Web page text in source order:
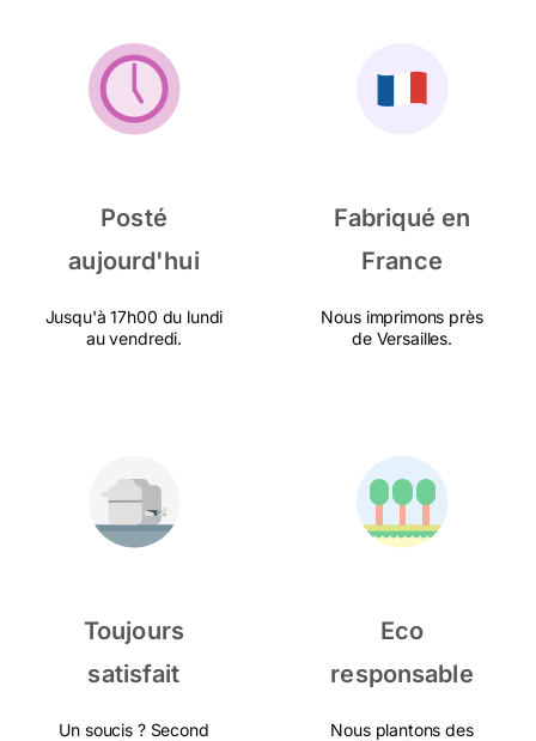
Posté
aujourd'hui
Jusqu'à 17h00 du lundi
au vendredi.
Fabriqué en
France
Nous imprimons près
de Versailles.
Toujours
satisfait
Un soucis ? Second
Eco
responsable
Nous plantons des